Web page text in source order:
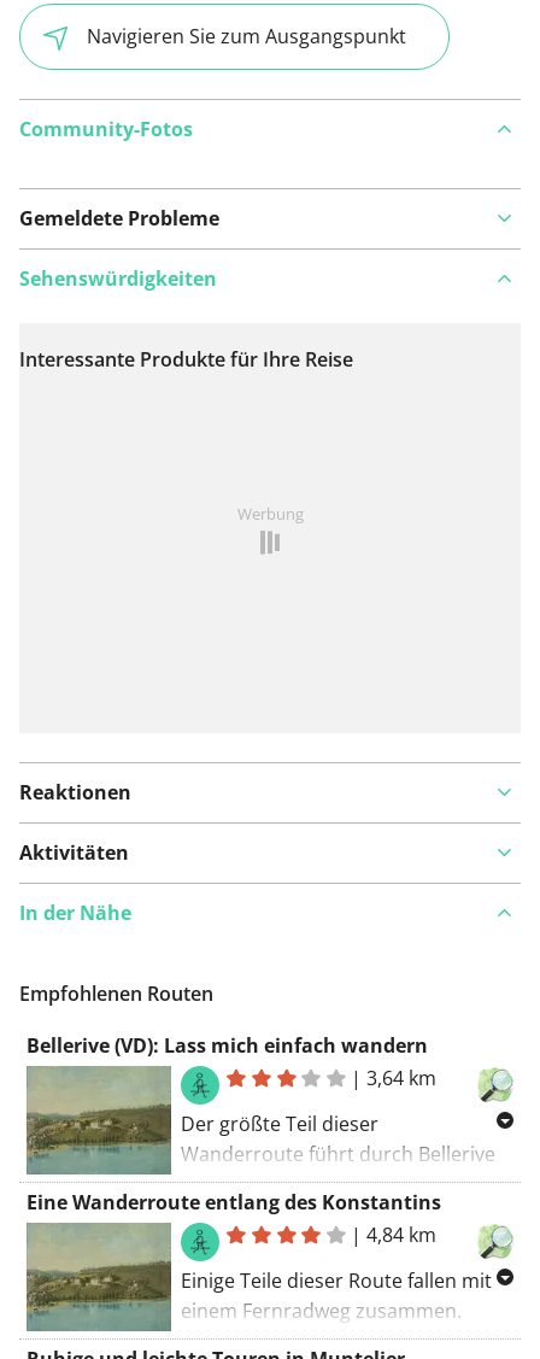
Navigieren Sie zum Ausgangspunkt
Community-Fotos
Gemeldete Probleme
Auf Karte anzeigen
Sehenswürdigkeiten
Interessante Produkte für Ihre Reise
Werbung
Reaktionen
Aktivitäten
In der Nähe
Empfohlenen Routen
Bellerive (VD): Lass mich einfach wandern
|3,64 km
Der größte Teil dieser
Wanderroute führt durch Bellerive
(VD). Diese Tour fällt mit einem GR-
Trail zusammen. Einige Teile dieser
Route fallen mit einem Fernradweg
zusammen. Die Wanderroute
beginnt am Parkplatz.
Eine Wanderroute entlang des Konstantins
|4,84 km
Einige Teile dieser Route fallen mit
einem Fernradweg zusammen.
Diese Route ist für jeden machbar.